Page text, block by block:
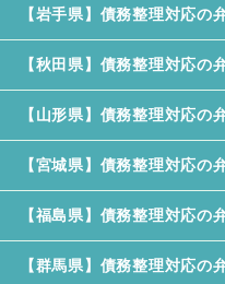
【岩手県】債務整理対応の
【秋田県】債務整理対応の
【山形県】債務整理対応の
【宮城県】債務整理対応の
【福島県】債務整理対応の
【群馬県】債務整理対応の